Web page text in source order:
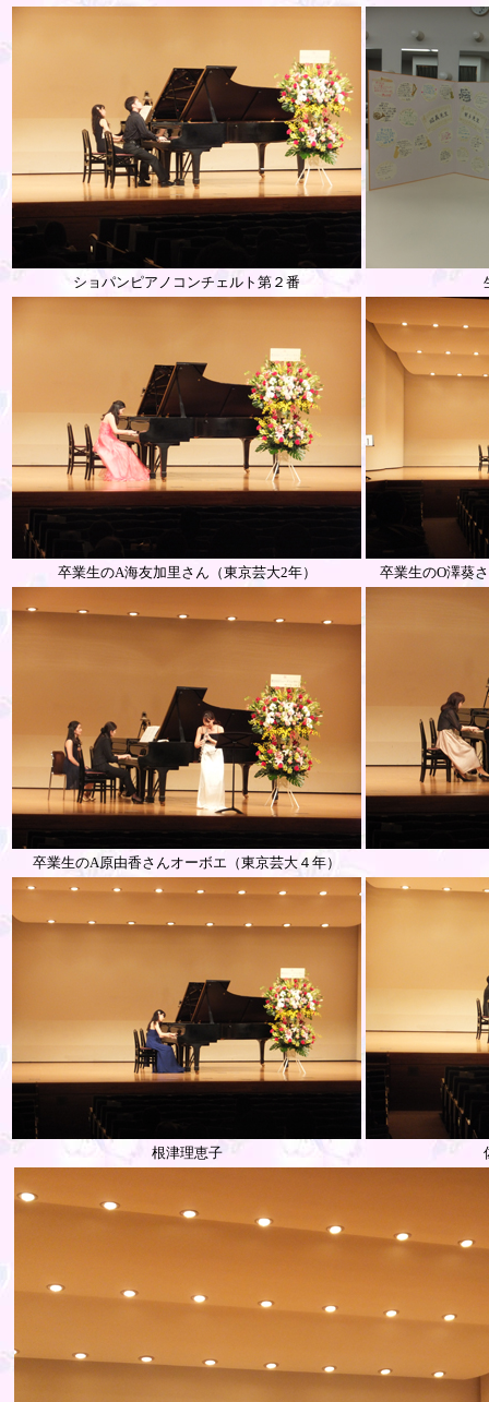
ショパンピアノコンチェルト第２番
卒業生のA海友加里さん（東京芸大2年） 卒業生のO澤葵
卒業生のA原由香さんオーボエ（東京芸大４年）
根津理恵子